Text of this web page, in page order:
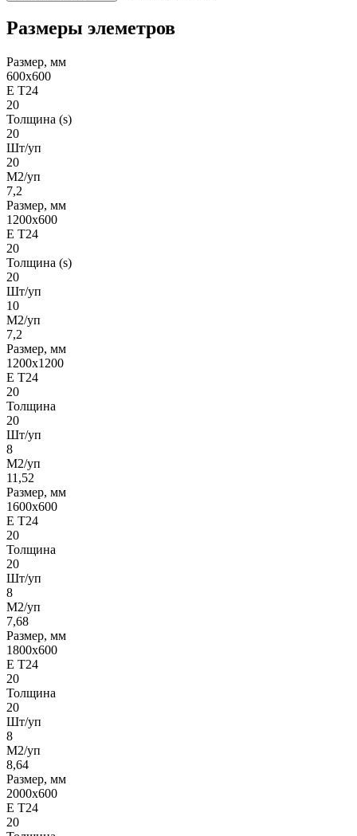
Размеры элеметров
Размер, мм
600x600
Е Т24
20
Толщина (s)
20
Шт/уп
20
М2/уп
7,2
Размер, мм
1200x600
Е Т24
20
Толщина (s)
20
Шт/уп
10
М2/уп
7,2
Размер, мм
1200х1200
Е Т24
20
Толщина
20
Шт/уп
8
М2/уп
11,52
Размер, мм
1600х600
Е Т24
20
Толщина
20
Шт/уп
8
М2/уп
7,68
Размер, мм
1800х600
Е Т24
20
Толщина
20
Шт/уп
8
М2/уп
8,64
Размер, мм
2000х600
Е Т24
20